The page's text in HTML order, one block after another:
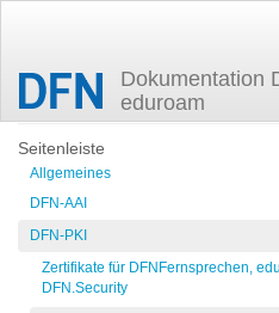
Dokumentation
eduroam
Zuletzt angesehen
Seitenleiste
Allgemeines
DFN-AAI
DFN-PKI
Zertifikate für DFNFernsprechen,
DFN.Security